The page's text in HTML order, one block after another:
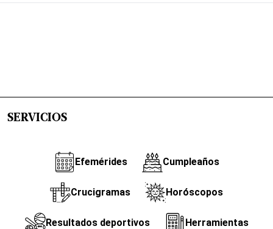
SERVICIOS
Efemérides Cumpleaños
Crucigramas Horóscopos
Resultados deportivos Herramientas